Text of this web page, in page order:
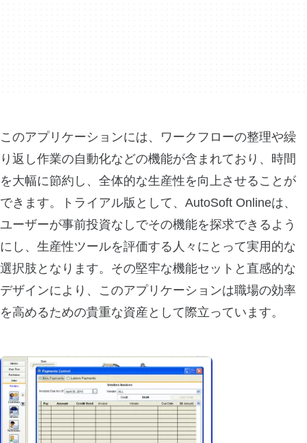
このアプリケーションには、ワークフローの整理や繰
り返し作業の自動化などの機能が含まれており、時間
を大幅に節約し、全体的な生産性を向上させることが
できます。トライアル版として、AutoSoft Onlineは、
ユーザーが事前投資なしでその機能を探求できるよう
にし、生産性ツールを評価する人々にとって実用的な
選択肢となります。その堅牢な機能セットと直感的な
デザインにより、このアプリケーションは職場の効率
を高めるための貴重な資産として際立っています。